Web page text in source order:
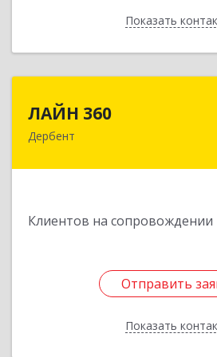
ПоказатьНазад
ЛАЙН 360
Дербент
Клиентов на сопровождении
Отправить
Показать
368600, Дагестан Респ,
Отправить
Назад